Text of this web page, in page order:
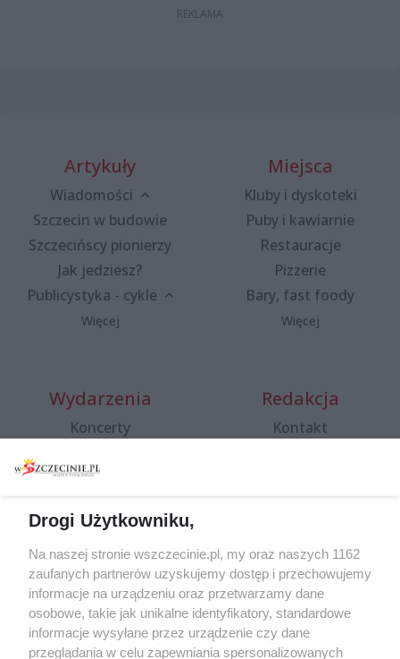
Artykuły
Wiadomości
Szczecin w budowie
Szczecińscy pionierzy
Jak jedziesz?
Publicystyka - cykle
Więcej
Miejsca
Kluby i dyskoteki
Puby i kawiarnie
Restauracje
Pizzerie
Bary, fast foody
Więcej
Wydarzenia
Koncerty
Spacery i oprowadzania
targi
Wernisaże
Więcej
Redakcja
Kontakt
Specjalny koncert z okazji
20. urodzin portalu
wSzczecinie.pl
Regulamin konkursów
śniadaniówka "Hej
Drogi Użytkowniku,
Na naszej stronie wszczecinie.pl, my oraz naszych 1162
zaufanych partnerów uzyskujemy dostęp i przechowujemy
informacje na urządzeniu oraz przetwarzamy dane
osobowe, takie jak unikalne identyfikatory, standardowe
informacje wysyłane przez urządzenie czy dane
przeglądania w celu zapewniania spersonalizowanych